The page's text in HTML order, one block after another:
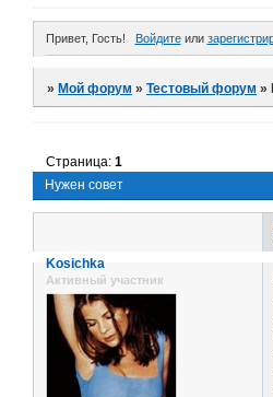
Привет, Гость! Войдитеили
»Мой форум »Тестовый форум »
Нужен совет
Страница:1
Kosichka
Активный участник